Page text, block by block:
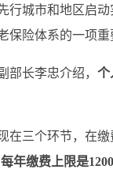
城市和地区启动
险体系的一项重
长李忠介绍， 个
三个环节，在缴
年缴费上限是